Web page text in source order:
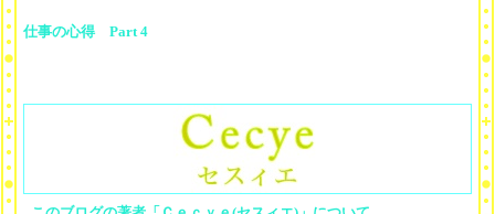
仕事の心得 Part 4